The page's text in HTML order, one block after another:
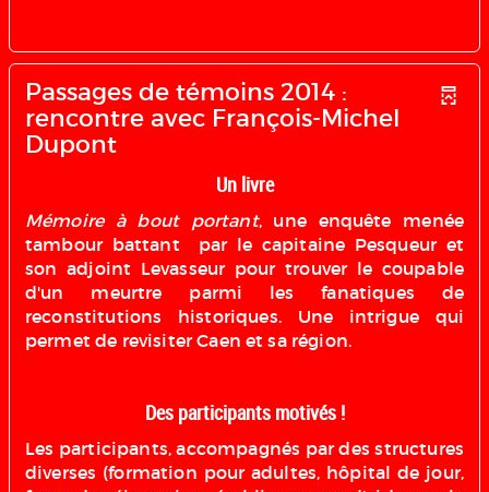
Passages de témoins 2014 :
rencontre avec François-Michel
Dupont
Un livre
Mémoire à bout portant, une enquête menée
tambour battant par le capitaine Pesqueur et
son adjoint Levasseur pour trouver le coupable
d'un meurtre parmi les fanatiques de
reconstitutions historiques. Une intrigue qui
permet de revisiter Caen et sa région.
Des participants motivés !
Les participants, accompagnés par des structures
diverses (formation pour adultes, hôpital de jour,